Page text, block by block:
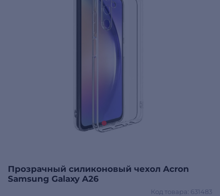
Прозрачный силиконовый чехол Acron
Samsung Galaxy A26
Код товара: 631483